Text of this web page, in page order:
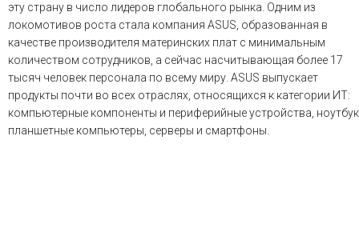
эту страну в число лидеров глобального рынка. Одним из
локомотивов роста стала компания ASUS, образованная в
качестве производителя материнских плат с минимальным
количеством сотрудников, а сейчас насчитывающая более 17
тысяч человек персонала по всему миру. ASUS выпускает
продукты почти во всех отраслях, относящихся к категории ИТ:
компьютерные компоненты и периферийные устройства,
планшетные компьютеры, серверы и смартфоны.